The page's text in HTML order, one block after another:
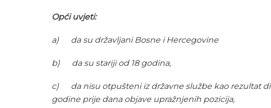
Opći uvjeti:
a) da su državljani Bosne i Hercegovine
b) da su stariji od 18 godina,
c) da nisu otpušteni iz državne službe kao rezultat
godine prije dana objave upražnjenih pozicija,